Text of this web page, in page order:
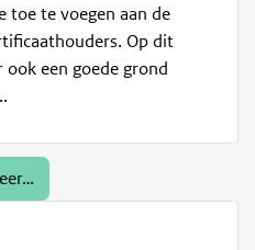
toe te voegen aan de
Op dit
een goede grond